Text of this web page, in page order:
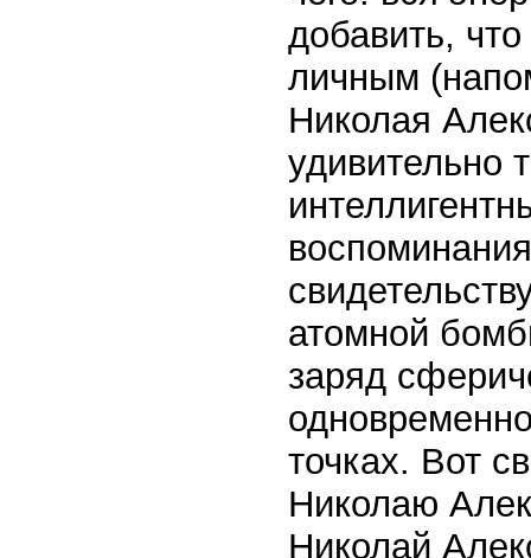
добавить,
личным
Николая
удивительно
атомной
заряд
точках. Вот
Николаю
Николай